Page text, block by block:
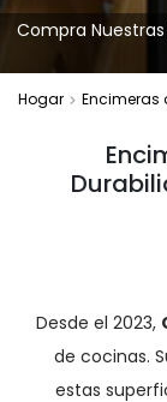
Compra
Hogar Encimeras
Desde el 2023,
de cocinas.
estas